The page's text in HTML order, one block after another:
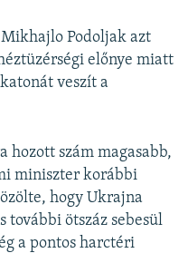
Podoljak azt
előnye miatt
veszít a
hozott szám magasabb,
miniszter korábbi
hogy Ukrajna
további ötszáz sebesül
a pontos harctéri